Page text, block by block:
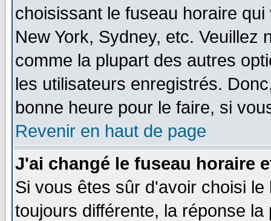
choisissant le fuseau horaire
New York, Sydney, etc. Veuillez
comme la plupart des autres
les utilisateurs enregistrés.
bonne heure pour le faire, si
Revenir en haut de page
J'ai changé le fuseau horaire
Si vous êtes sûr d'avoir choisi
toujours différente, la réponse